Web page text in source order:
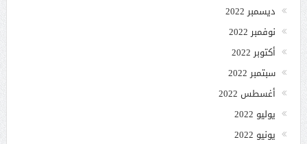
ديسمبر 2022
نوفمبر 2022
أكتوبر 2022
سبتمبر 2022
أغسطس 2022
يوليو 2022
يونيو 2022